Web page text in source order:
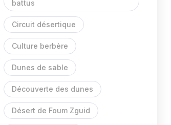
battus
Circuit désertique
Culture berbère
Dunes de sable
Découverte des dunes
Désert de Foum Zguid